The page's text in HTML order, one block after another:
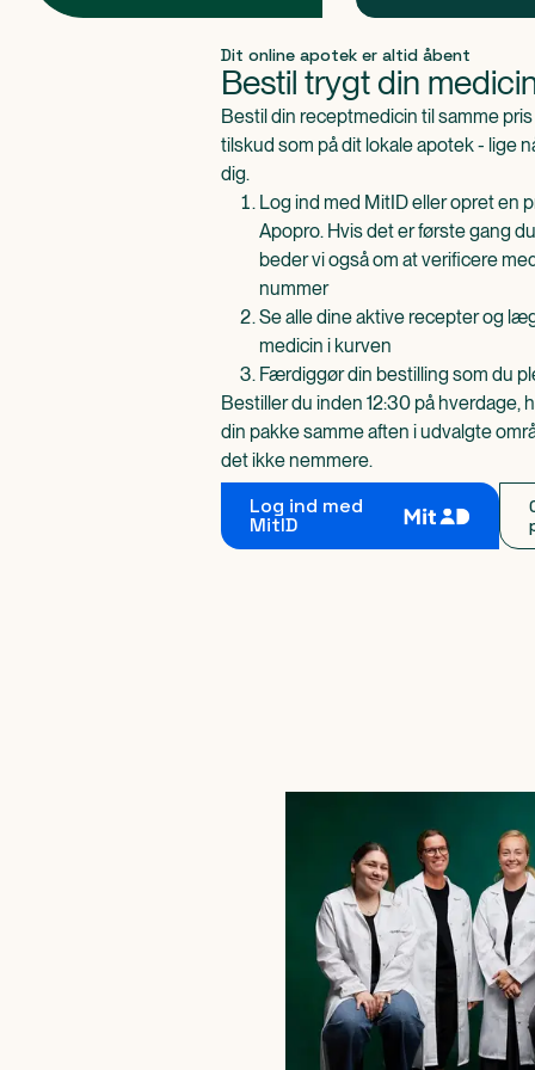
Dit online apotek er altid åbent
Bestil trygt din
Bestil din receptmedicin til samme
tilskud som på dit lokale apotek - lige
dig.
Log ind med MitID eller opret en
Apopro. Hvis det er første gang
beder vi også om at verificere
nummer
Se alle dine aktive recepter og
medicin i kurven
Færdiggør din bestilling som du
Bestiller du inden 12:30 på hverdage,
din pakke samme aften i udvalgte
det ikke nemmere.
Log ind med
MitID